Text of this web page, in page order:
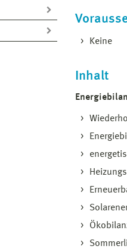
Keine
Inhalt